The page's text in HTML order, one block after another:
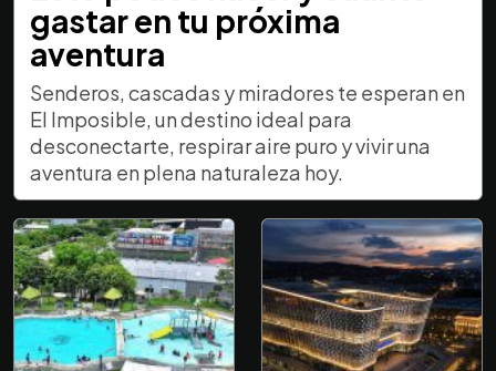
gastar en tu próxima
aventura
Senderos, cascadas y miradores te esperan en
El Imposible, un destino ideal para
desconectarte, respirar aire puro y vivir una
aventura en plena naturaleza hoy.